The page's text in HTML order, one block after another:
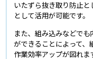
いたずら抜き取り防止
として活用が可能です。
また、組み込みなどで
ができることによって、
作業効率アップが図れま